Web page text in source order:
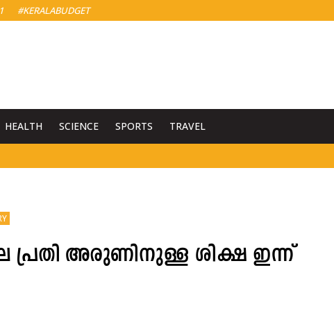
#KERALABUDGET
HEALTH SCIENCE SPORTS TRAVEL
പ്രതി അരുണിനുള്ള ശിക്ഷ ഇന്ന്